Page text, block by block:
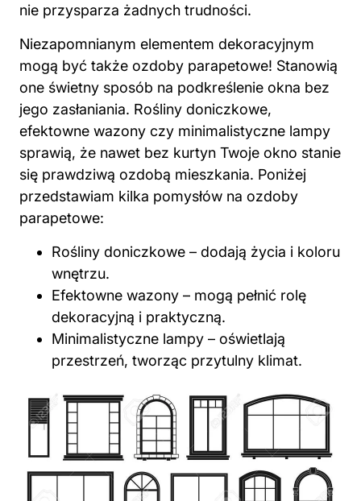
nie przysparza żadnych trudności.
Niezapomnianym elementem dekoracyjnym
mogą być także ozdoby parapetowe! Stanowią
one świetny sposób na podkreślenie okna bez
jego zasłaniania. Rośliny doniczkowe,
efektowne wazony czy minimalistyczne lampy
sprawią, że nawet bez kurtyn Twoje okno stanie
się prawdziwą ozdobą mieszkania. Poniżej
przedstawiam kilka pomysłów na ozdoby
parapetowe:
Rośliny doniczkowe – dodają życia i koloru
wnętrzu.
Efektowne wazony – mogą pełnić rolę
dekoracyjną i praktyczną.
Minimalistyczne lampy – oświetlają
przestrzeń, tworząc przytulny klimat.